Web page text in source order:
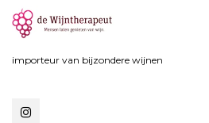
importeur van bijzondere wijnen